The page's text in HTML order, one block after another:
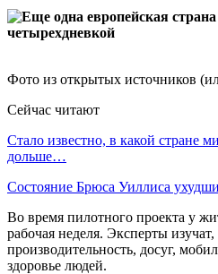
Фото из открытых источников
Сейчас читают
Стало известно, в какой стране
дольше…
Состояние Брюса Уиллиса
Во время пилотного проекта у
рабочая неделя. Эксперты
производительность, досуг,
здоровье людей.